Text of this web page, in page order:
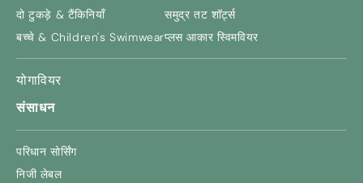
दो टुकड़े & टैंकिनियाँ
बच्चे & Children's Swimwear
समुद्र तट शॉर्ट्स
प्लस आकार स्विमवियर
योगावियर
संसाधन
परिधान सोर्सिंग
निजी लेबल